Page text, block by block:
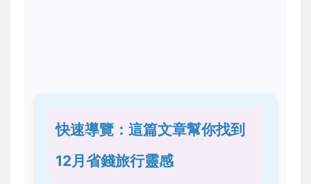
快速導覽：這篇文章幫你找到
12月省錢旅行靈感